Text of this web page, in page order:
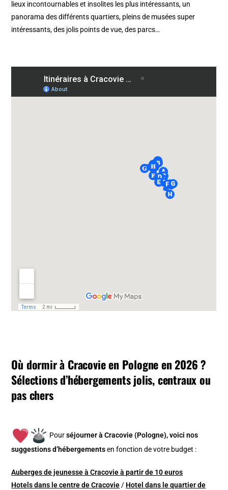
lieux incontournables et insolites les plus intéressants, un
panorama des différents quartiers, pleins de musées super
intéressants, des jolis points de vue, des parcs…
Où dormir à Cracovie en Pologne en 2026 ?
Sélections d’hébergements jolis, centraux ou
pas chers
Pourséjourner à Cracovie (Pologne), voici nos
suggestions d’hébergements en fonction de votre budget :
Auberges de jeunesse à Cracovie à partir de 10 euros
Hotels dans le centre de Cracovie/ Hotel dans le quartier de